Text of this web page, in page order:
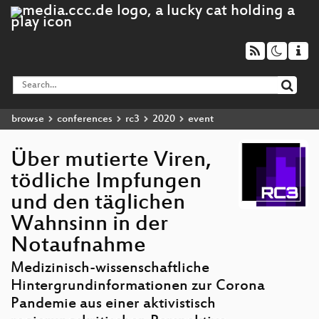
browse conferences rc3 2020 event
Über mutierte Viren,
tödliche Impfungen
und den täglichen
Wahnsinn in der
Notaufnahme
Medizinisch-wissenschaftliche
Hintergrundinformationen zur Corona
Pandemie aus einer aktivistisch